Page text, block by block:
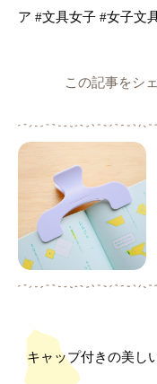
ア #文具女子 #女子文
この記事をシ
キャップ付きの美し